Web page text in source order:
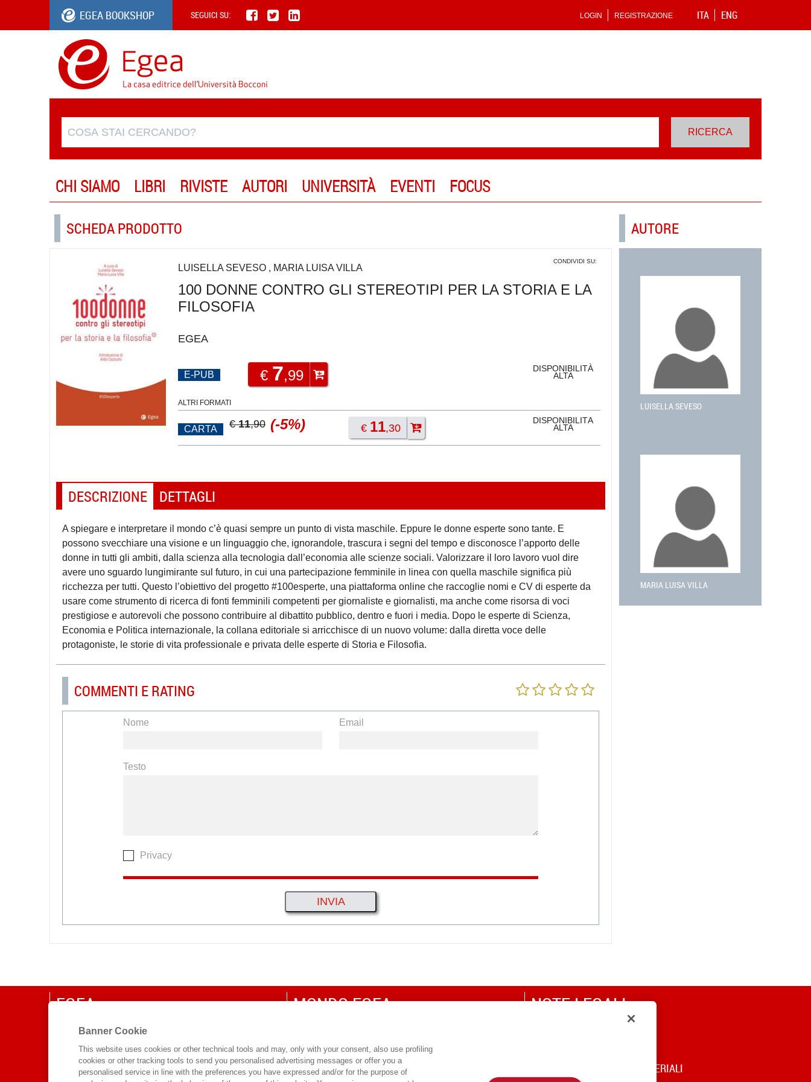
EGEA BOOKSHOP SEGUICI SU: ITA ENG
LOGIN REGISTRAZIONE
CHI SIAMO LIBRI RIVISTE AUTORI UNIVERSITÀ EVENTI FOCUS
SCHEDA PRODOTTO
CONDIVIDI SU:
LUISELLA SEVESO , MARIA LUISA VILLA
100 DONNE CONTRO GLI STEREOTIPI PER LA STORIA E LA
FILOSOFIA
EGEA
E-PUB € 7,99 DISPONIBILITÀ
ALTA
ALTRI FORMATI
CARTA €11,90 (-5%) € 11,30
DISPONIBILITÀ
ALTA
DESCRIZIONE DETTAGLI
A spiegare e interpretare il mondo c’è quasi sempre un punto di vista maschile. Eppure le donne esperte sono tante. E
possono svecchiare una visione e un linguaggio che, ignorandole, trascura i segni del tempo e disconosce l’apporto delle
donne in tutti gli ambiti, dalla scienza alla tecnologia dall’economia alle scienze sociali. Valorizzare il loro lavoro vuol dire
avere uno sguardo lungimirante sul futuro, in cui una partecipazione femminile in linea con quella maschile significa più
ricchezza per tutti. Questo l’obiettivo del progetto #100esperte, una piattaforma online che raccoglie nomi e CV di esperte da
usare come strumento di ricerca di fonti femminili competenti per giornaliste e giornalisti, ma anche come risorsa di voci
prestigiose e autorevoli che possono contribuire al dibattito pubblico, dentro e fuori i media. Dopo le esperte di Scienza,
Economia e Politica internazionale, la collana editoriale si arricchisce di un nuovo volume: dalla diretta voce delle
protagoniste, le storie di vita professionale e privata delle esperte di Storia e Filosofia.
COMMENTI E RATING
Nome Email
Testo
Privacy
AUTORE
LUISELLA SEVESO
MARIA LUISA VILLA
EGEA
CHI SIAMO
COMITATO SCIENTIFICO
CODICE ETICO
MONDO EGEA
SDA BOCCONI SCHOOL OF MANAGEMENT
NOTE LEGALI
CODICE DI UTILIZZO DEI MATERIALI
Banner Cookie
This website uses cookies or other technical tools and may, only with your consent, also use profiling
cookies or other tracking tools to send you personalised advertising messages or offer you a
personalised service in line with the preferences you have expressed and/or for the purpose of